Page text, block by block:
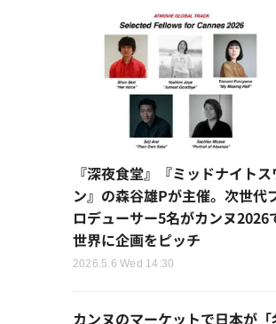
『深夜食堂』『ミッドナイトス
ン』の森谷雄Pが主催。次世代
ロデューサー5名がカンヌ2026
世界に企画をピッチ
2026.5.6 Wed 14:30
カンヌのマーケットで日本が